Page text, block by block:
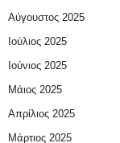
Αύγουστος 2025
Ιούλιος 2025
Ιούνιος 2025
Μάιος 2025
Απρίλιος 2025
Μάρτιος 2025